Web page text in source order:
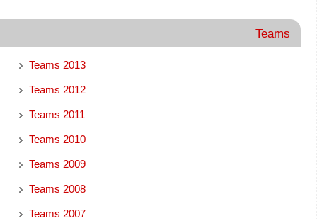
Teams
Teams 2013
Teams 2012
Teams 2011
Teams 2010
Teams 2009
Teams 2008
Teams 2007